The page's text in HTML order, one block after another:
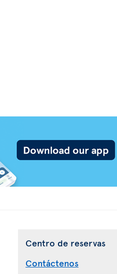
Centro de reservas
Contáctenos